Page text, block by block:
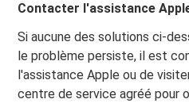
Contacter l'assistance
Si aucune des solutions ci-
le problème persiste, il est
l'assistance Apple ou de
centre de service agréé pour